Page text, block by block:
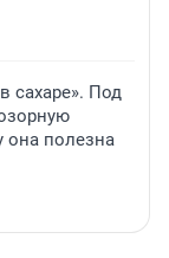
сахаре». Под
она полезна